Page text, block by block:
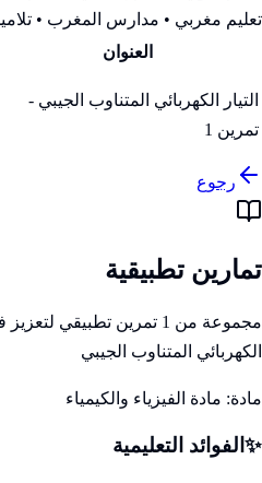
تعليم مغربي • مدارس المغرب • تلاميذ
العنوان
التيار الكهربائي المتناوب الجيبي -
تمرين 1
رجوع
تمارين تطبيقية
مجموعة من 1 تمرين تطبيقي
الكهربائي المتناوب الجيبي
مادة: مادة الفيزياء والكيمياء
✨ الفوائد التعليمية